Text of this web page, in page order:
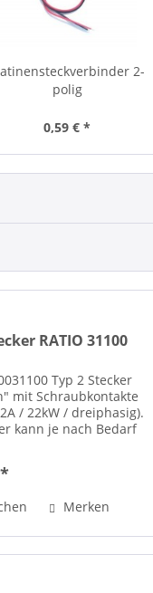
2-
polig
0,59 € *
RATIO 31100
Typ 2 Stecker
mit Schraubkontakte
/ 22kW / dreiphasig).
kann je nach Bedarf
Widerstände
Merken